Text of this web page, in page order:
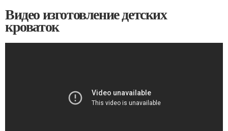
Видео изготовление детских
кроваток